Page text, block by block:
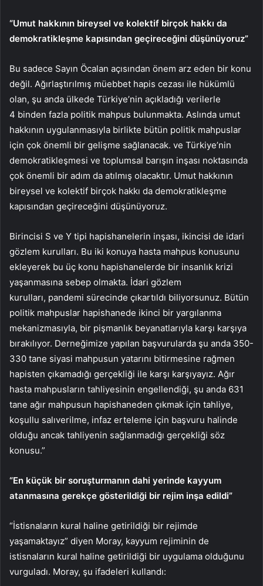
“Umut hakkının bireysel ve kolektif birçok hakkı da
demokratikleşme kapısından geçireceğini düşünüyoruz”
Bu sadece Sayın Öcalan açısından önem arz eden bir konu
değil. Ağırlaştırılmış müebbet hapis cezası ile hükümlü
olan, şu anda ülkede Türkiye’nin açıkladığı verilerle
4 binden fazla politik mahpus bulunmakta. Aslında umut
hakkının uygulanmasıyla birlikte bütün politik mahpuslar
için çok önemli bir gelişme sağlanacak. ve Türkiye’nin
demokratikleşmesi ve toplumsal barışın inşası noktasında
çok önemli bir adım da atılmış olacaktır. Umut hakkının
bireysel ve kolektif birçok hakkı da demokratikleşme
kapısından geçireceğini düşünüyoruz.
Birincisi S ve Y tipi hapishanelerin inşası, ikincisi de idari
gözlem kurulları. Bu iki konuya hasta mahpus konusunu
ekleyerek bu üç konu hapishanelerde bir insanlık krizi
yaşanmasına sebep olmakta. İdari gözlem
kurulları, pandemi sürecinde çıkartıldı biliyorsunuz. Bütün
politik mahpuslar hapishanede ikinci bir yargılanma
mekanizmasıyla, bir pişmanlık beyanatlarıyla karşı karşıya
bırakılıyor. Derneğimize yapılan başvurularda şu anda 350-
330 tane siyasi mahpusun yatarını bitirmesine rağmen
hapisten çıkamadığı gerçekliği ile karşı karşıyayız. Ağır
hasta mahpusların tahliyesinin engellendiği, şu anda 631
tane ağır mahpusun hapishaneden çıkmak için tahliye,
koşullu salıverilme, infaz erteleme için başvuru halinde
olduğu ancak tahliyenin sağlanmadığı gerçekliği söz
konusu.”
“En küçük bir soruşturmanın dahi yerinde kayyum
atanmasına gerekçe gösterildiği bir rejim inşa edildi”
“İstisnaların kural haline getirildiği bir rejimde
yaşamaktayız” diyen Moray, kayyum rejiminin de
istisnaların kural haline getirildiği bir uygulama olduğunu
vurguladı. Moray, şu ifadeleri kullandı: